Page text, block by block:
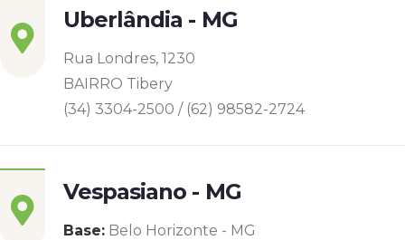
Uberlândia - MG
Rua Londres, 1230
BAIRRO Tibery
(34) 3304-2500 / (62) 98582-2724
Vespasiano - MG
Base: Belo Horizonte - MG